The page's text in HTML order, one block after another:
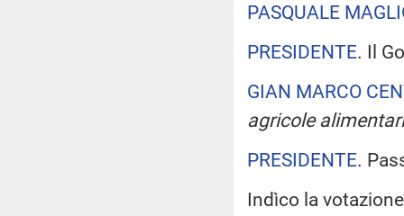
PASQUALE
PRESIDENTE. Il
GIAN MARCO
agricole
PRESIDENTE.
Indìco la